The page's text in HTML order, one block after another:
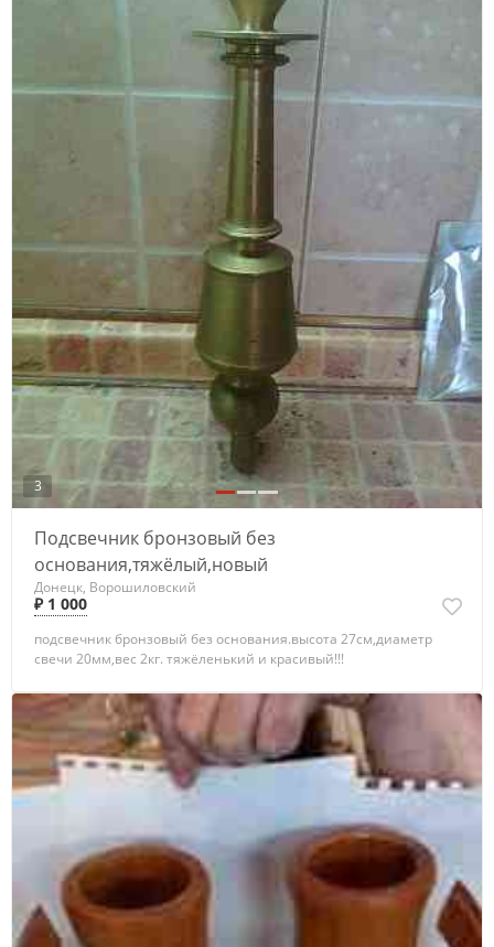
3
Подсвечник бронзовый без
основания,тяжёлый,новый
Донецк, Ворошиловский
₽ 1 000
подсвечник бронзовый без основания.высота 27см,диаметр
свечи 20мм,вес 2кг. тяжёленький и красивый!!!